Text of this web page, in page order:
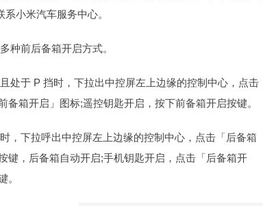
小米汽车服务中心。
前后备箱开启方式。
于 P 挡时，下拉出中控屏左上边缘的控制中心，点击
备箱开启」图标;遥控钥匙开启，按下前备箱开启按键。
下拉呼出中控屏左上边缘的控制中心，点击「后备箱
键，后备箱自动开启;手机钥匙开启，点击「后备箱开
。